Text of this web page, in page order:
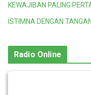
KEWAJIBAN PALING
ISTIMNA DENGAN
Radio Online